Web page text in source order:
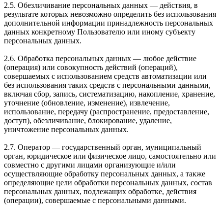
2.5. Обезличивание персональных данных — действия, в
результате которых невозможно определить без использования
дополнительной информации принадлежность персональных
данных конкретному Пользователю или иному субъекту
персональных данных.
2.6. Обработка персональных данных — любое действие
(операция) или совокупность действий (операций),
совершаемых с использованием средств автоматизации или
без использования таких средств с персональными данными,
включая сбор, запись, систематизацию, накопление, хранение,
уточнение (обновление, изменение), извлечение,
использование, передачу (распространение, предоставление,
доступ), обезличивание, блокирование, удаление,
уничтожение персональных данных.
2.7. Оператор — государственный орган, муниципальный
орган, юридическое или физическое лицо, самостоятельно или
совместно с другими лицами организующие и/или
осуществляющие обработку персональных данных, а также
определяющие цели обработки персональных данных, состав
персональных данных, подлежащих обработке, действия
(операции), совершаемые с персональными данными.